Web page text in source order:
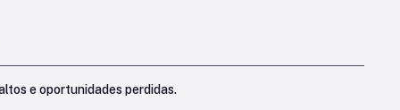
e oportunidades perdidas.